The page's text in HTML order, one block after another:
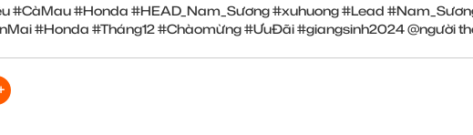
#CàMau#Honda #HEAD_Nam_Sương#xuhuong#Lead
#Honda #Tháng12#Chàomừng#ƯuĐãi#giangsinh2024@người